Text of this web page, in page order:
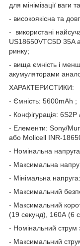
для мінімізації ваги
- високоякісна та
- використані
US18650VTC5D 35A
ринку;
- вища ємність і
акумуляторами
ХАРАКТЕРИСТИКИ:
- Ємність: 5600mAh ;
- Конфігурація: 6S2P
- Елементи: Sony/
або Molicell INR-
- Номінальна
- Максимальна
- Мінімальна
- Максимальний
- Максимальний
(19 секунд), 160А (6
- Номінальний
- Максимальний